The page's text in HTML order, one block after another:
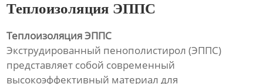
экструдированного
пенополистирола
Линия по производству
Теплоизоляция ЭППС
Теплоизоляция ЭППС
Экструдированный пенополистирол (ЭППС)
представляет собой современный
высокоэффективный материал для